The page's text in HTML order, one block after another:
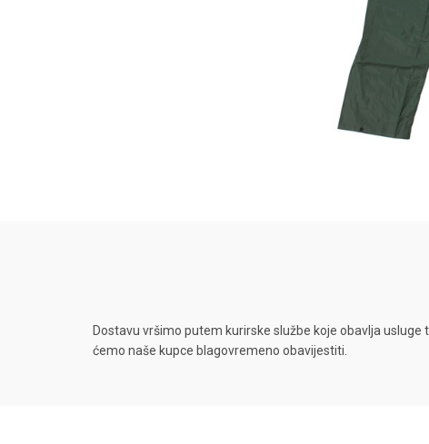
Dostavu vršimo putem kurirske službe koje obavlja
ćemo naše kupce blagovremeno obavijestiti.